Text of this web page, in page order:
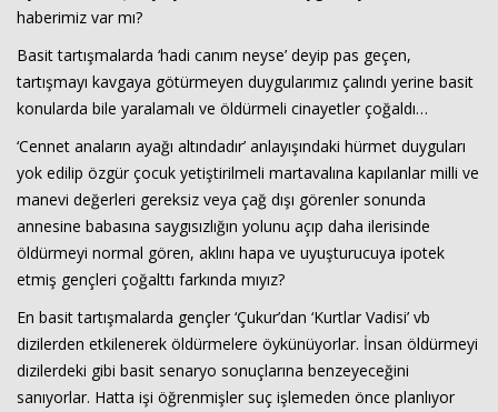
haberimiz var mı?
Basit tartışmalarda ‘hadi canım neyse’ deyip pas geçen,
tartışmayı kavgaya götürmeyen duygularımız çalındı yerine basit
konularda bile yaralamalı ve öldürmeli cinayetler çoğaldı…
‘Cennet anaların ayağı altındadır’ anlayışındaki hürmet duyguları
yok edilip özgür çocuk yetiştirilmeli martavalına kapılanlar milli ve
manevi değerleri gereksiz veya çağ dışı görenler sonunda
annesine babasına saygısızlığın yolunu açıp daha ilerisinde
öldürmeyi normal gören, aklını hapa ve uyuşturucuya ipotek
etmiş gençleri çoğalttı farkında mıyız?
En basit tartışmalarda gençler ‘Çukur’dan ‘Kurtlar Vadisi’ vb
dizilerden etkilenerek öldürmelere öykünüyorlar. İnsan öldürmeyi
dizilerdeki gibi basit senaryo sonuçlarına benzeyeceğini
sanıyorlar. Hatta işi öğrenmişler suç işlemeden önce planlıyor